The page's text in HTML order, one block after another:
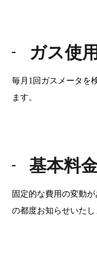
ガス使
毎月1回ガスメータを
ます。
基本料
固定的な費用の変動
の都度お知らせいたし